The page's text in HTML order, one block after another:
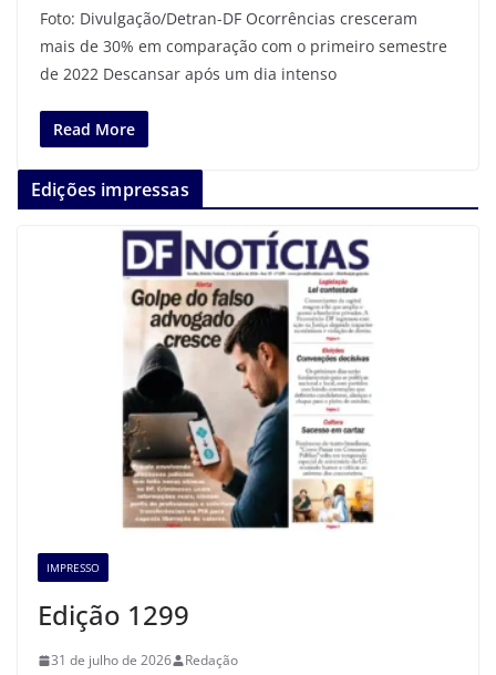
Foto: Divulgação/Detran-DF Ocorrências cresceram
mais de 30% em comparação com o primeiro semestre
de 2022 Descansar após um dia intenso
Read More
Edições impressas
IMPRESSO
Edição 1299
31 de julho de 2026 Redação